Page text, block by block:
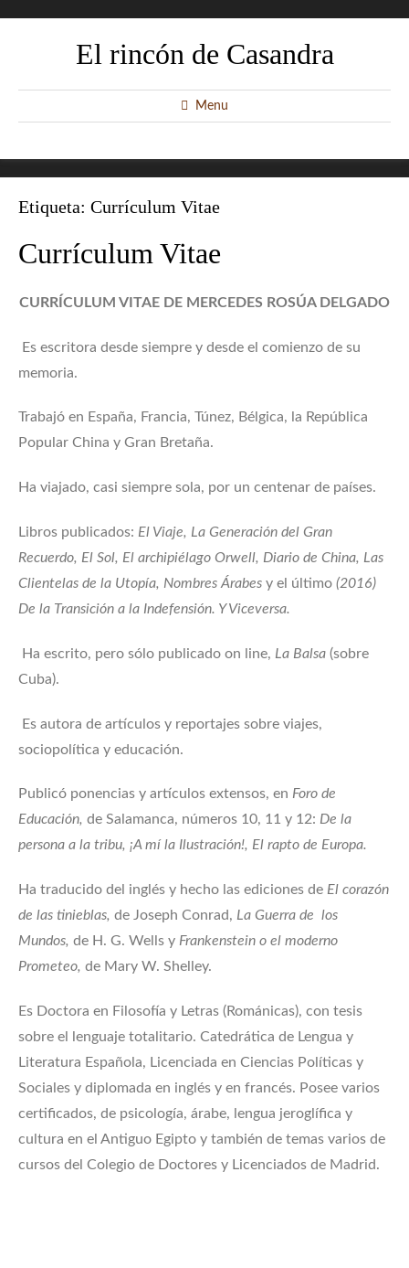
El rincón de Casandra
Menu
Etiqueta: Currículum Vitae
Currículum Vitae
CURRÍCULUM VITAE DE MERCEDES ROSÚA DELGADO
Es escritora desde siempre y desde el comienzo de su
memoria.
Trabajó en España, Francia, Túnez, Bélgica, la República
Popular China y Gran Bretaña.
Ha viajado, casi siempre sola, por un centenar de países.
Libros publicados: El Viaje, La Generación del Gran
Recuerdo, El Sol, El archipiélago Orwell, Diario de China, Las
Clientelas de la Utopía, Nombres Árabes y el último (2016)
De la Transición a la Indefensión. Y Viceversa.
Ha escrito, pero sólo publicado on line, La Balsa (sobre
Cuba).
Es autora de artículos y reportajes sobre viajes,
sociopolítica y educación.
Publicó ponencias y artículos extensos, en Foro de
Educación, de Salamanca, números 10, 11 y 12: De la
persona a la tribu, ¡A mí la Ilustración!, El rapto de Europa.
Ha traducido del inglés y hecho las ediciones de El corazón
de las tinieblas, de Joseph Conrad, La Guerra de los
Mundos, de H. G. Wells y Frankenstein o el moderno
Prometeo, de Mary W. Shelley.
Es Doctora en Filosofía y Letras (Románicas), con tesis
sobre el lenguaje totalitario. Catedrática de Lengua y
Literatura Española, Licenciada en Ciencias Políticas y
Sociales y diplomada en inglés y en francés. Posee varios
certificados, de psicología, árabe, lengua jeroglífica y
cultura en el Antiguo Egipto y también de temas varios de
cursos del Colegio de Doctores y Licenciados de Madrid.